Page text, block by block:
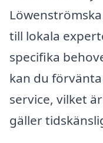
till lokala
specifika
kan du
service, vilket
gäller